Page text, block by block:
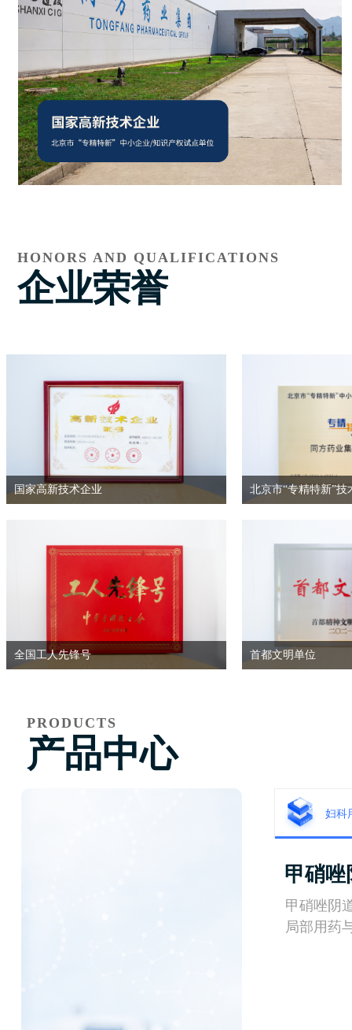
国家高新技术企业 北京市“专精特新”技
全国工人先锋号 首都文明单位
企业荣誉
HONORS AND QUALIFICATIONS
产品中心
PRODUCTS
妇科
甲硝唑
甲硝唑阴
局部用药